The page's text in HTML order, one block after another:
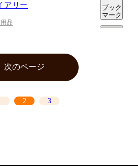
アリー
品
ブック
マーク
2 3
次のページ